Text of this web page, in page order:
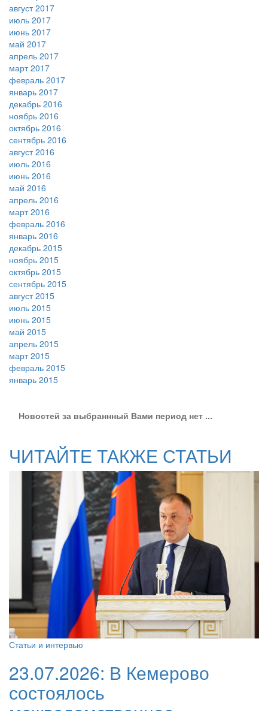
август 2017
июль 2017
июнь 2017
май 2017
апрель 2017
март 2017
февраль 2017
январь 2017
декабрь 2016
ноябрь 2016
октябрь 2016
сентябрь 2016
август 2016
июль 2016
июнь 2016
май 2016
апрель 2016
март 2016
февраль 2016
январь 2016
декабрь 2015
ноябрь 2015
октябрь 2015
сентябрь 2015
август 2015
июль 2015
июнь 2015
май 2015
апрель 2015
март 2015
февраль 2015
январь 2015
Новостей за выбраннный Вами период нет ...
ЧИТАЙТЕ ТАКЖЕ СТАТЬИ
Статьи и интервью
23.07.2026: В Кемерово
состоялось